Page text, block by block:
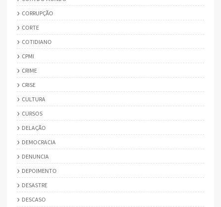
CORRUPÇÃO
CORTE
COTIDIANO
CPMI
CRIME
CRISE
CULTURA
CURSOS
DELAÇÃO
DEMOCRACIA
DENUNCIA
DEPOIMENTO
DESASTRE
DESCASO